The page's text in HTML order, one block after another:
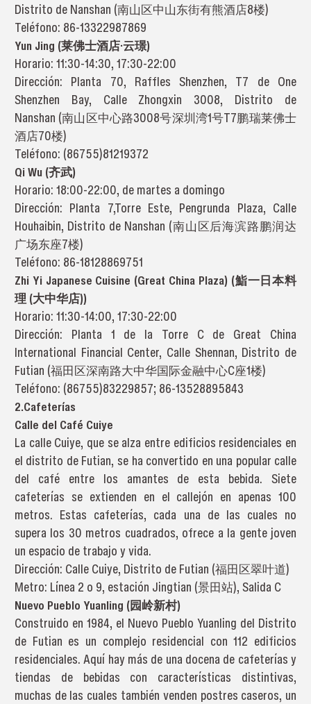
Distrito de Nanshan (南山区中山东街有熊酒店8楼)
Teléfono: 86-13322987869
Yun Jing (莱佛士酒店·云璟)
Horario: 11:30-14:30, 17:30-22:00
Dirección: Planta 70, Raffles Shenzhen, T7 de One
Shenzhen Bay, Calle Zhongxin 3008, Distrito de
Nanshan (南山区中心路3008号深圳湾1号T7鹏瑞莱佛士
酒店70楼)
Teléfono: (86755)81219372
Qi Wu (齐武)
Horario: 18:00-22:00, de martes a domingo
Dirección: Planta 7,Torre Este, Pengrunda Plaza, Calle
Houhaibin, Distrito de Nanshan (南山区后海滨路鹏润达
广场东座7楼)
Teléfono: 86-18128869751
Zhi Yi Japanese Cuisine (Great China Plaza) (鮨一日本料
理 (大中华店))
Horario: 11:30-14:00, 17:30-22:00
Dirección: Planta 1 de la Torre C de Great China
International Financial Center, Calle Shennan, Distrito de
Futian (福田区深南路大中华国际金融中心C座1楼)
Teléfono: (86755)83229857; 86-13528895843
2.Cafeterías
Calle del Café Cuiye
La calle Cuiye, que se alza entre edificios residenciales en
el distrito de Futian, se ha convertido en una popular calle
del café entre los amantes de esta bebida. Siete
cafeterías se extienden en el callejón en apenas 100
metros. Estas cafeterías, cada una de las cuales no
supera los 30 metros cuadrados, ofrece a la gente joven
un espacio de trabajo y vida.
Dirección: Calle Cuiye, Distrito de Futian (福田区翠叶道)
Metro: Línea 2 o 9, estación Jingtian (景田站), Salida C
Nuevo Pueblo Yuanling (园岭新村)
Construido en 1984, el Nuevo Pueblo Yuanling del Distrito
de Futian es un complejo residencial con 112 edificios
residenciales. Aquí hay más de una docena de cafeterías y
tiendas de bebidas con características distintivas,
muchas de las cuales también venden postres caseros, un